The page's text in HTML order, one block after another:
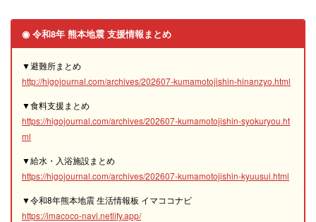
◉ 令和8年 熊本地震 支援情報まとめ
▼避難所まとめ
http://higojournal.com/archives/202607-kumamotojishin-hinanzyo.html
▼食料支援まとめ
https://higojournal.com/archives/202607-kumamotojishin-syokuryou.ht
ml
▼給水・入浴施設まとめ
https://higojournal.com/archives/202607-kumamotojishin-kyuusui.html
▼令和8年熊本地震 生活情報板 イマココナビ
https://imacoco-navi.netlify.app/